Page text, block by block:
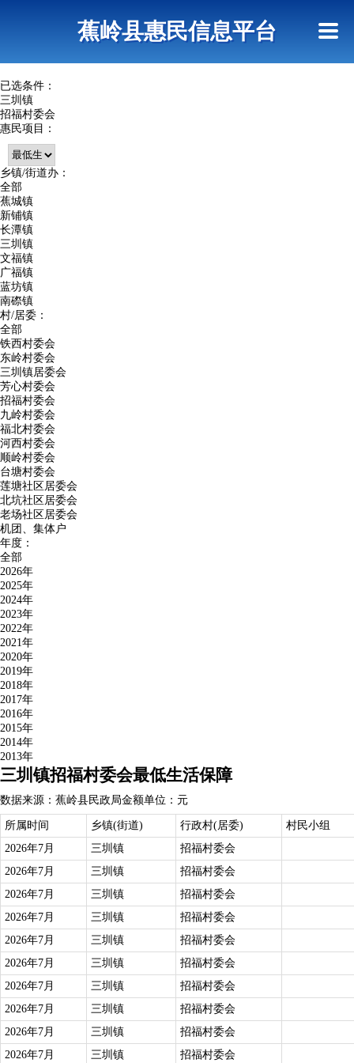
蕉岭县惠民信息平台
已选条件：
三圳镇
招福村委会
惠民项目：
乡镇/街道办：
全部
蕉城镇
新铺镇
长潭镇
三圳镇
文福镇
广福镇
蓝坊镇
南磜镇
村/居委：
全部
铁西村委会
东岭村委会
三圳镇居委会
芳心村委会
招福村委会
九岭村委会
福北村委会
河西村委会
顺岭村委会
台塘村委会
莲塘社区居委会
北坑社区居委会
老场社区居委会
机团、集体户
年度：
全部
2026年
2025年
2024年
2023年
2022年
2021年
2020年
2019年
2018年
2017年
2016年
2015年
2014年
2013年
三圳镇招福村委会最低生活保障
数据来源：蕉岭县民政局金额单位：元
所属时间 乡镇(街道) 行政村(居委)
村民小组
2026年7月
三圳镇
招福村委会
2026年7月
三圳镇
招福村委会
2026年7月
三圳镇
招福村委会
2026年7月
三圳镇
招福村委会
2026年7月
三圳镇
招福村委会
2026年7月
三圳镇
招福村委会
2026年7月
三圳镇
招福村委会
2026年7月
三圳镇
招福村委会
2026年7月
三圳镇
招福村委会
2026年7月
三圳镇 招福村委会